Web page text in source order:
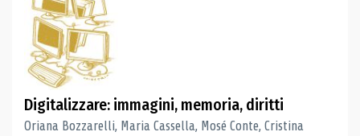
Digitalizzare: immagini, memoria, diritti
Oriana Bozzarelli, Maria Cassella, Mosé Conte, Cristina